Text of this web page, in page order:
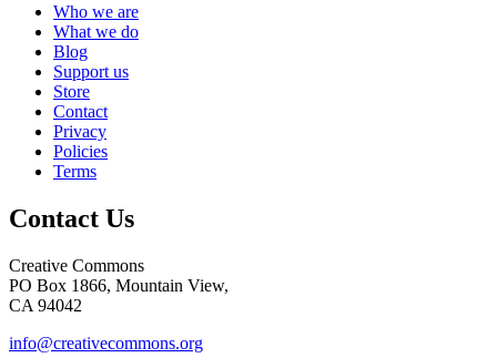
Who we are
What we do
Blog
Support us
Store
Contact
Privacy
Policies
Terms
Contact Us
Creative Commons
PO Box 1866, Mountain View,
CA 94042
info@creativecommons.org